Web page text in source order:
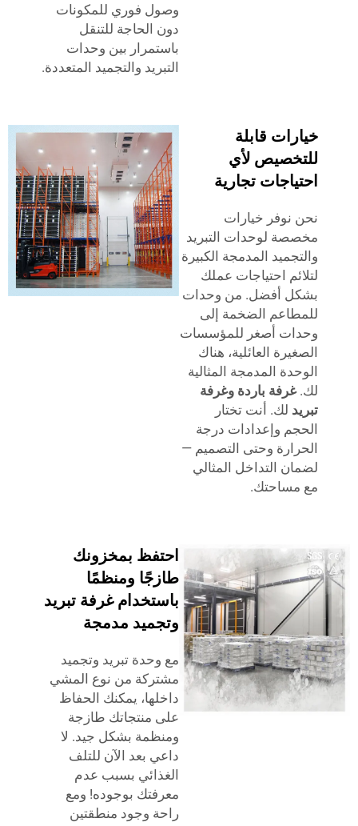
وصول فوري للمكونات
دون الحاجة للتنقل
باستمرار بين وحدات
التبريد والتجميد المتعددة.
قابلة
لأي
تجارية
خيارات
لوحدات التبريد
المدمجة الكبيرة
احتياجات عملك
أفضل. من وحدات
الضخمة إلى
أصغر للمؤسسات
العائلية، هناك
المدمجة المثالية
غرفة باردة وغرفة
لك. أنت تختار
وإعدادات درجة
وحتى التصميم —
التداخل المثالي
احتفظ بمخزونك
طازجًا ومنظمًا
باستخدام غرفة تبريد
وتجميد مدمجة
مع وحدة تبريد وتجميد
مشتركة من نوع المشي
داخلها، يمكنك الحفاظ
على منتجاتك طازجة
ومنظمة بشكل جيد. لا
داعي بعد الآن للتلف
الغذائي بسبب عدم
معرفتك بوجوده! ومع
راحة وجود منطقتين